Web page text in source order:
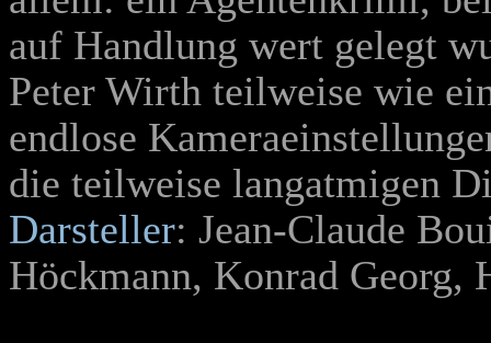
auf Handlung wert gelegt
Peter Wirth teilweise wie
endlose
die teilweise langatmigen
Darsteller: Jean-Claude
Höckmann, Konrad Georg,